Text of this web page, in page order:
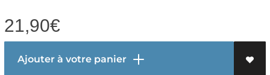
21,90€
Ajouter à votre panier